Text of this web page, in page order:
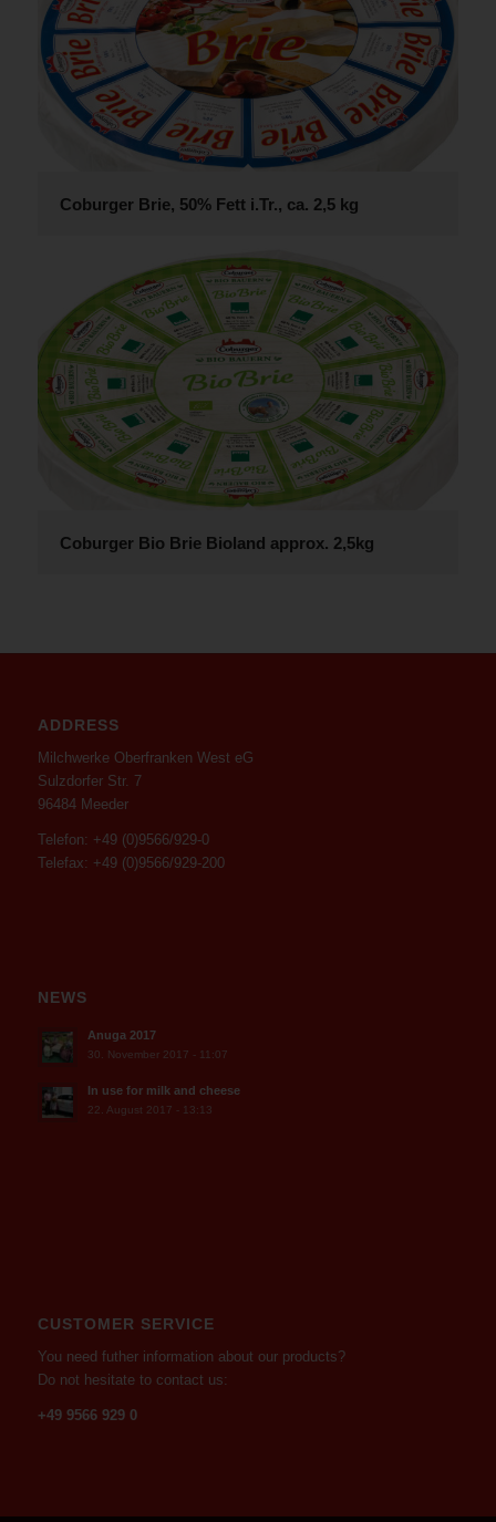
Coburger Brie, 50% Fett i.Tr., ca. 2,5 kg
Coburger Bio Brie Bioland approx. 2,5kg
ADDRESS
Milchwerke Oberfranken West eG
Sulzdorfer Str. 7
96484 Meeder
Telefon: +49 (0)9566/929-0
Telefax: +49 (0)9566/929-200
NEWS
Anuga 2017
30. November 2017 - 11:07
In use for milk and cheese
22. August 2017 - 13:13
CUSTOMER SERVICE
You need futher information about our products?
Do not hesitate to contact us:
+49 9566 929 0